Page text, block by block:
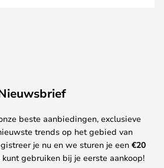
beste aanbiedingen, exclusieve
trends op het gebied van
je nu en we sturen je een €20
gebruiken bij je eerste aankoop!